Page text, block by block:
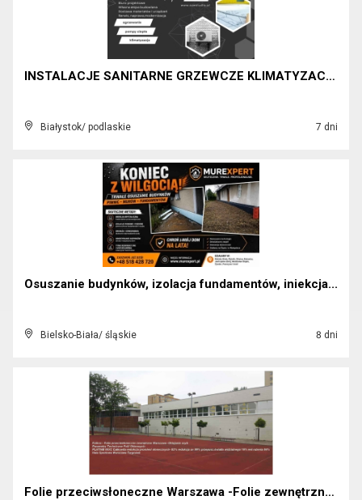
INSTALACJE SANITARNE GRZEWCZE KLIMATYZACJA SERWIS ...
Białystok/ podlaskie 7 dni
Osuszanie budynków, izolacja fundamentów, iniekcja...
Bielsko-Biała/ śląskie 8 dni
Folie przeciwsłoneczne Warszawa -Folie zewnętrzne ...